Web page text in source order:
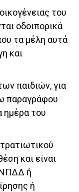
του
οδοιπορικά
τα μέλη αυτά
και
παιδιών, για
παραγράφου
ημέρα του
και είναι
ΝΠΔΔ ή
ή